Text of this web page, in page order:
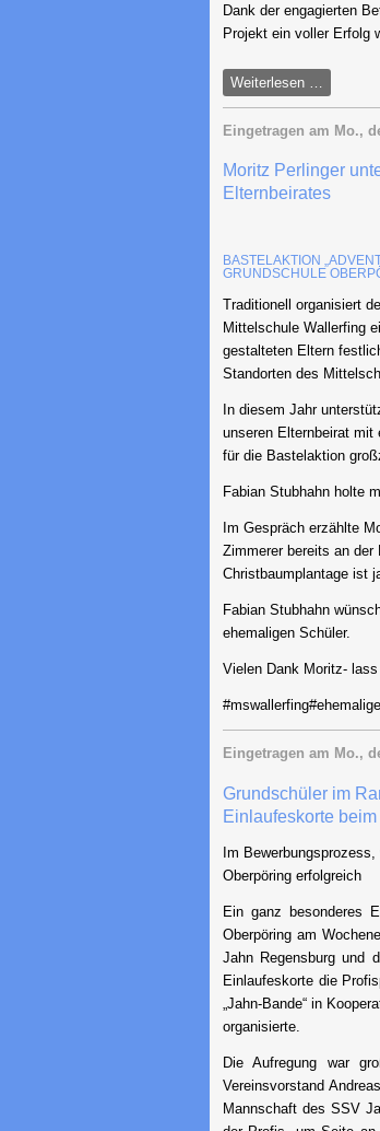
Dank der engagierten
Projekt ein voller Erfolg
Weiterlesen …
der
Klasse
der
Ein
Erfolg
Eingetragen am Mo.,
Moritz Perlinger
Elternbeirates
BASTELAKTION
GRUNDSCHULE
Traditionell organisiert
Mittelschule Wallerfing
gestalteten Eltern
Standorten des
In diesem Jahr
unseren Elternbeirat mit
für die Bastelaktion
Fabian Stubhahn holte
Im Gespräch erzählte
Zimmerer bereits an der
Christbaumplantage ist
Fabian Stubhahn
ehemaligen Schüler.
Vielen Dank Moritz-
Eingetragen am Mo.,
Grundschüler im
Einlaufeskorte
Im
Oberpöring erfolgreich
Ein ganz besonderes
Oberpöring am
Jahn Regensburg und
Einlaufeskorte die
„Jahn-Bande“ in
organisierte.
Die Aufregung war
Vereinsvorstand
Mannschaft des SSV